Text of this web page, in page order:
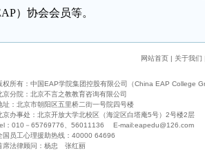
）协会会员等。
网站首页| 关于我们
权所有： 中国EAP学院集团控股有限公司（China EAP College
京分院：北京不言之教教育咨询有限公司
址：北京市朝阳区五里桥二街一号院四号楼
京办事处：北京开放大学北校区（海淀区白塔庵5号）2号楼2层
：010－65769776、56011136 E-mail:eapedu@126.com
国员工心理援助热线：40000 64696
席法律顾问：杨忠 张红丽